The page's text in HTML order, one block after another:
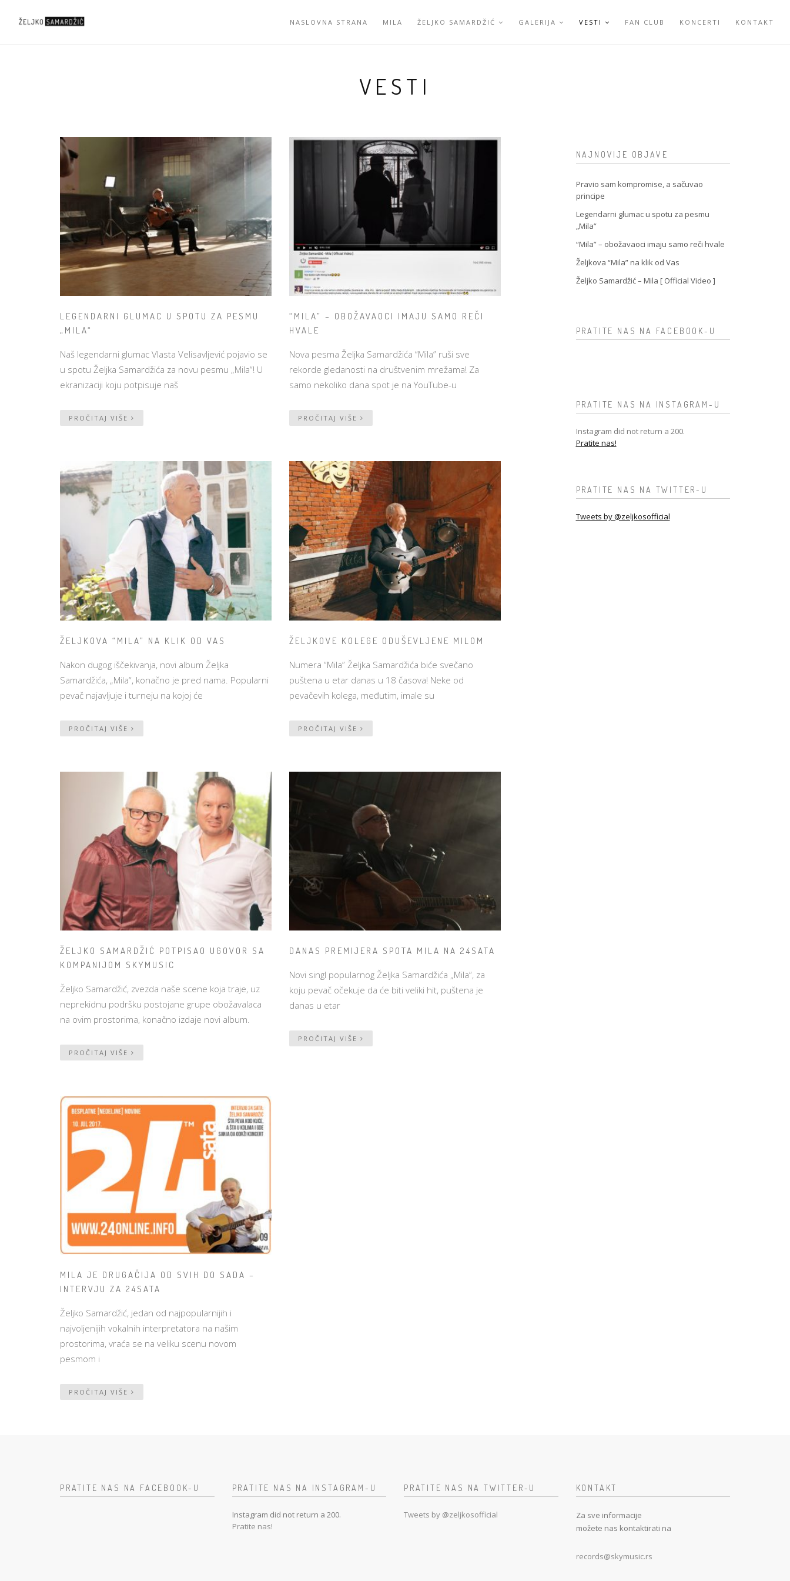
NASLOVNA STRANA MILA ŽELJKO SAMARDŽIĆ GALERIJA VESTI FAN CLUB KONCERTI KONTAKT
VESTI
LEGENDARNI GLUMAC U SPOTU ZA PESMU
„MILA“
Naš legendarni glumac Vlasta Velisavljević pojavio se
u spotu Željka Samardžića za novu pesmu „Mila“! U
ekranizaciji koju potpisuje naš
PROČITAJ VIŠE
“MILA” – OBOŽAVAOCI IMAJU SAMO REČI
HVALE
Nova pesma Željka Samardžića “Mila” ruši sve
rekorde gledanosti na društvenim mrežama! Za
samo nekoliko dana spot je na YouTube-u
PROČITAJ VIŠE
ŽELJKOVA “MILA” NA KLIK OD VAS
Nakon dugog iščekivanja, novi album Željka
Samardžića, „Mila“, konačno je pred nama. Popularni
pevač najavljuje i turneju na kojoj će
PROČITAJ VIŠE
ŽELJKOVE KOLEGE ODUŠEVLJENE MILOM
Numera “Mila” Željka Samardžića biće svečano
puštena u etar danas u 18 časova! Neke od
pevačevih kolega, međutim, imale su
PROČITAJ VIŠE
ŽELJKO SAMARDŽIĆ POTPISAO UGOVOR SA
KOMPANIJOM SKYMUSIC
Željko Samardžić, zvezda naše scene koja traje, uz
neprekidnu podršku postojane grupe obožavalaca
na ovim prostorima, konačno izdaje novi album.
PROČITAJ VIŠE
DANAS PREMIJERA SPOTA MILA NA 24SATA
Novi singl popularnog Željka Samardžića „Mila“, za
koju pevač očekuje da će biti veliki hit, puštena je
danas u etar
PROČITAJ VIŠE
MILA JE DRUGAČIJA OD SVIH DO SADA –
INTERVJU ZA 24SATA
Željko Samardžić, jedan od najpopularnijih i
najvoljenijih vokalnih interpretatora na našim
prostorima, vraća se na veliku scenu novom
pesmom i
PROČITAJ VIŠE
NAJNOVIJE OBJAVE
Pravio sam kompromise, a sačuvao
principe
Legendarni glumac u spotu za pesmu
„Mila“
“Mila” – obožavaoci imaju samo reči hvale
Željkova “Mila” na klik od Vas
Željko Samardžić – Mila [ Official Video ]
PRATITE NAS NA FACEBOOK-U
PRATITE NAS NA INSTAGRAM-U
Instagram did not return a 200.
Pratite nas!
PRATITE NAS NA TWITTER-U
Tweets by @zeljkosofficial
PRATITE NAS NA FACEBOOK-U PRATITE NAS NA INSTAGRAM-U
Instagram did not return a 200.
Pratite nas!
PRATITE NAS NA TWITTER-U
Tweets by @zeljkosofficial
KONTAKT
Za sve informacije
možete nas kontaktirati na
records@skymusic.rs